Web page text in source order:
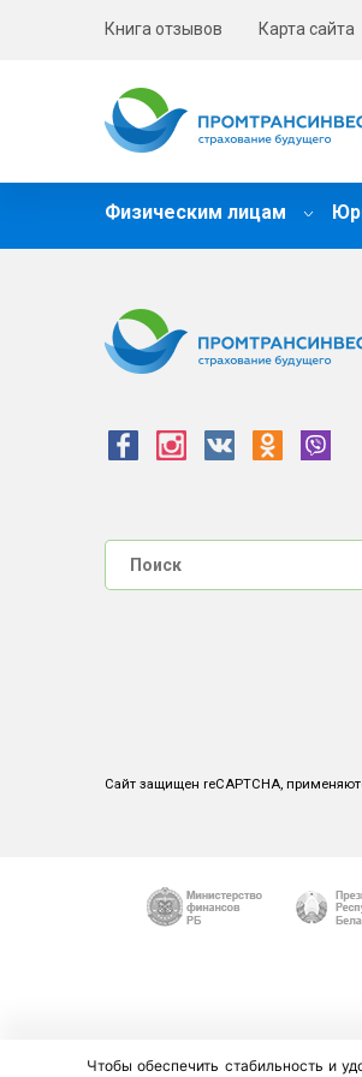
Книга отзывов Карта сайта
Физическим лицам
Сайт защищен reCAPTCHA,
Чтобы обеспечить стабильность и